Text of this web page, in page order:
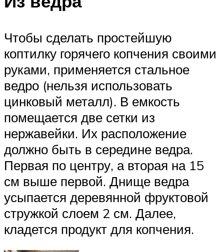
Чтобы сделать простейшую
коптилку горячего копчения своими
руками, применяется стальное
ведро (нельзя использовать
цинковый металл). В емкость
помещается две сетки из
нержавейки. Их расположение
должно быть в середине ведра.
Первая по центру, а вторая на 15
см выше первой. Днище ведра
усыпается деревянной фруктовой
стружкой слоем 2 см. Далее,
кладется продукт для копчения.